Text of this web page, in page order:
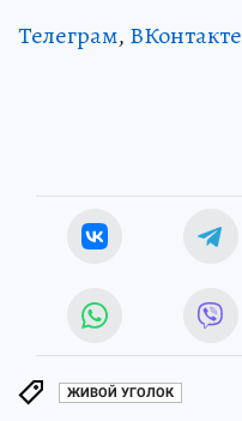
Телеграм, ВКонтакте
ЖИВОЙ УГОЛОК